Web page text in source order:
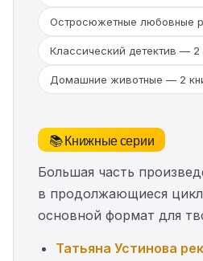
Остросюжетные любовные
Классический детектив — 2
Домашние животные — 2
📚 Книжные серии
Большая часть
в продолжающиеся
основной формат для
Татьяна Устинова